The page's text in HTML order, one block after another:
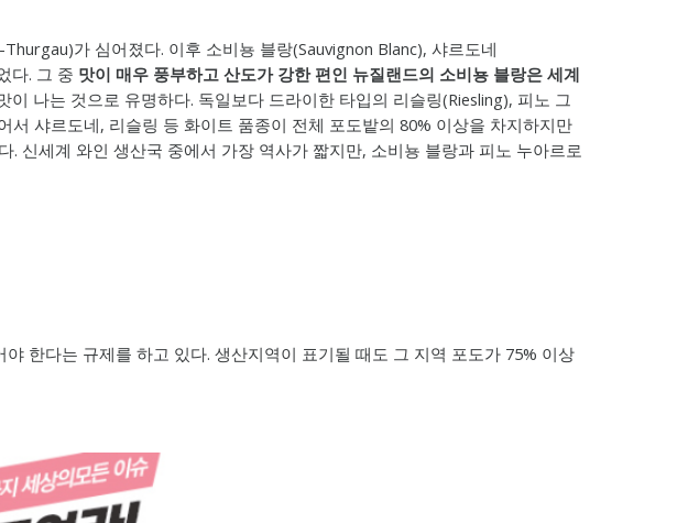
가 심어졌다. 이후 소비뇽 블랑(Sauvignon Blanc), 샤르도네
다. 그 중 맛이 매우 풍부하고 산도가 강한 편인 뉴질랜드의 소비뇽 블랑은 세계
나는 것으로 유명하다. 독일보다 드라이한 타입의 리슬링(Riesling), 피노 그
샤르도네, 리슬링 등 화이트 품종이 전체 포도밭의 80% 이상을 차지하지만
신세계 와인 생산국 중에서 가장 역사가 짧지만, 소비뇽 블랑과 피노 누아르로
한다는 규제를 하고 있다. 생산지역이 표기될 때도 그 지역 포도가 75% 이상